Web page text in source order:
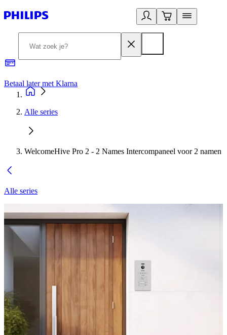
Betaal later met Klarna
Alle series
WelcomeHive Pro 2 - 2 Names Intercompaneel voor 2 namen
Alle series